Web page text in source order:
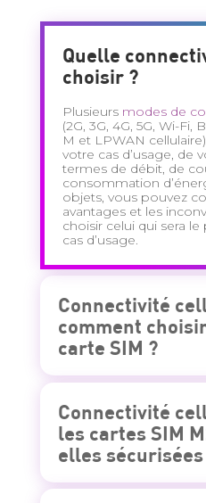
Quelle
choisir ?
Plusieurs modes de
(2G, 3G, 4G, 5G, Wi-Fi,
M et LPWAN
votre cas d’usage, de
termes de débit, de
consommation
objets, vous pouvez
avantages et les
choisir celui qui sera
cas d’usage.
Connectivité
comment
carte SIM ?
Connectivité
les cartes SIM
elles sécurisées